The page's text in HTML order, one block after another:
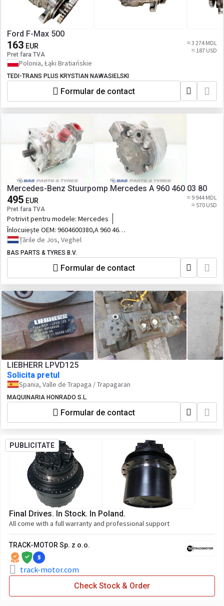
Ford F-Max 500
163 EUR
Pret fara TVA
≈ 3 274 MDL
≈ 187 USD
Polonia, Łąki Bratiańskie
TEDI-TRANS PLUS KRYSTIAN NAWASIELSKI
Formular de contact
Mercedes-Benz Stuurpomp Mercedes A 960 460 03 80
495 EUR
Pret fara TVA
≈ 9 944 MDL
≈ 570 USD
Potrivit pentru modele: Mercedes
Înlocuiește OEM: 9604600380,A 960 460
03 80,A 960 460 0380,A9604600380,960
Țările de Jos, Veghel
BAS PARTS & TYRES B.V.
Formular de contact
LIEBHERR LPVD125
Solicita pretul
Spania, Valle de Trapaga / Trapagaran
MAQUINARIA HONRADO S.L.
Formular de contact
PUBLICITATE
Final Drives. In Stock. In Poland.
All come with a full warranty and professional support
TRACK-MOTOR Sp. z o.o.
5
track-motor.com
Check Stock & Order